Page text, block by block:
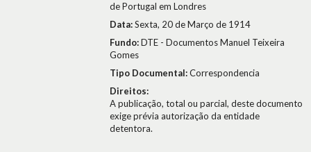
de Portugal em Londres
Data:Sexta, 20 de Março de 1914
Fundo:DTE - Documentos Manuel Teixeira
Gomes
Tipo Documental:Correspondencia
Direitos:
A publicação, total ou parcial, deste documento
exige prévia autorização da entidade
detentora.